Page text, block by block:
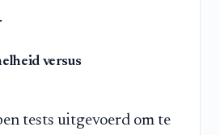
versus
tests uitgevoerd om te